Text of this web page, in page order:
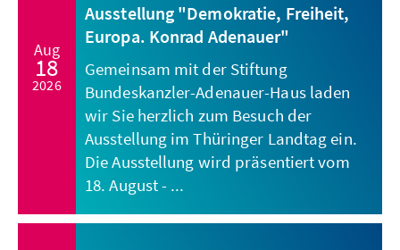
Aug
18
2026
Ausstellung "Demokratie, Freiheit,
Europa. Konrad Adenauer"
Gemeinsam mit der Stiftung
Bundeskanzler-Adenauer-Haus laden
wir Sie herzlich zum Besuch der
Ausstellung im Thüringer Landtag ein.
Die Ausstellung wird präsentiert vom
18. August - ...